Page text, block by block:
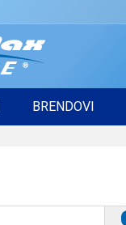
BRENDOVI